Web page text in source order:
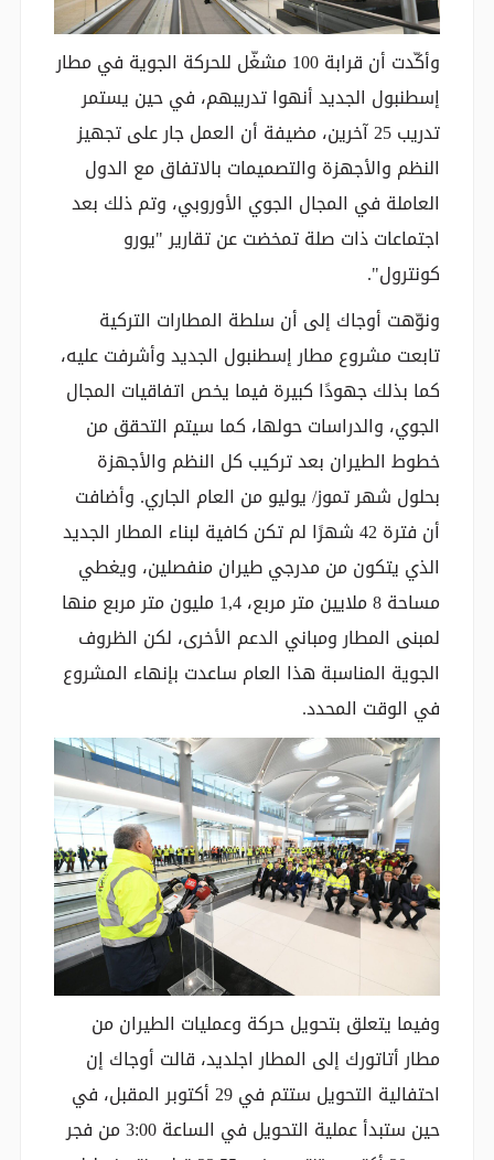
وأكّدت أن قرابة 100 مشغّل للحركة الجوية في مطار
إسطنبول الجديد أنهوا تدريبهم، في حين يستمر
تدريب 25 آخرين، مضيفة أن العمل جار على تجهيز
النظم والأجهزة والتصميمات بالاتفاق مع الدول
العاملة في المجال الجوي الأوروبي، وتم ذلك بعد
اجتماعات ذات صلة تمخضت عن تقارير "يورو
كونترول".
ونوّهت أوجاك إلى أن سلطة المطارات التركية
تابعت مشروع مطار إسطنبول الجديد وأشرفت عليه،
كما بذلك جهودًا كبيرة فيما يخص اتفاقيات المجال
الجوي، والدراسات حولها، كما سيتم التحقق من
خطوط الطيران بعد تركيب كل النظم والأجهزة
بحلول شهر تموز/ يوليو من العام الجاري. وأضافت
أن فترة 42 شهرًا لم تكن كافية لبناء المطار الجديد
الذي يتكون من مدرجي طيران منفصلين، ويغطي
مساحة 8 ملايين متر مربع، 1,4 مليون متر مربع منها
لمبنى المطار ومباني الدعم الأخرى، لكن الظروف
الجوية المناسبة هذا العام ساعدت بإنهاء المشروع
في الوقت المحدد.
وفيما يتعلق بتحويل حركة وعمليات الطيران من
مطار أتاتورك إلى المطار اجلديد، قالت أوجاك إن
احتفالية التحويل ستتم في 29 أكتوبر المقبل، في
حين ستبدأ عملية التحويل في الساعة 3:00 من فجر